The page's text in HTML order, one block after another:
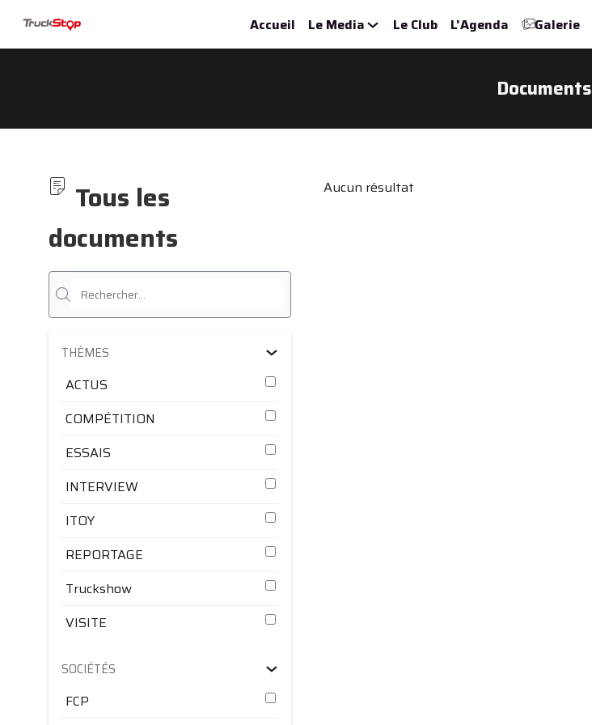
Accueil Le Media Le Club L'Agenda Galerie
Documents
Tous les
documents
THÈMES
ACTUS
COMPÉTITION
ESSAIS
INTERVIEW
ITOY
REPORTAGE
Truckshow
VISITE
SOCIÉTÉS
FCP
Aucun résultat